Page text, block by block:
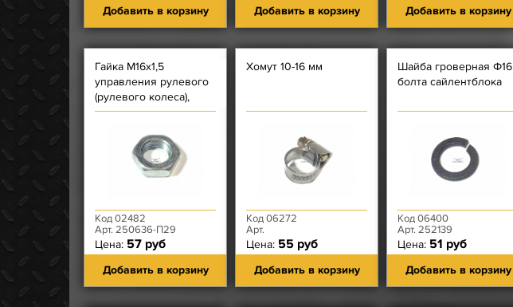
Добавить в корзину Добавить в корзину Добавить в корзину
Гайка М16х1,5
управления рулевого
(рулевого колеса),
тормозной системы
Код 02482
Арт. 250636-П29
Цена: 57 руб
Добавить в корзину
Хомут 10-16 мм
Код 06272
Арт.
Цена: 55 руб
Добавить в корзину
Шайба гроверная Ф16
болта сайлентблока
Код 06400
Арт. 252139
Цена: 51 руб
Добавить в корзину